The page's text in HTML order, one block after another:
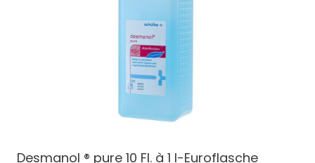
Desmanol ® pure 10 Fl. à 1 l-Euroflasche